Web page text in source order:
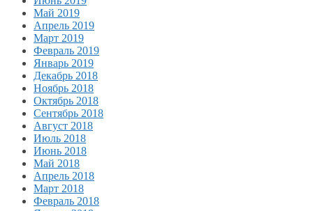
Май 2019
Апрель 2019
Март 2019
Февраль 2019
Январь 2019
Декабрь 2018
Ноябрь 2018
Октябрь 2018
Сентябрь 2018
Август 2018
Июль 2018
Июнь 2018
Май 2018
Апрель 2018
Март 2018
Февраль 2018